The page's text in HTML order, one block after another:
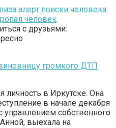
алерт поиски человека
человек
с друзьями:
громкого ДТП
личность в Иркутске. Она
в начале декабря
управлением собственного
выехала на